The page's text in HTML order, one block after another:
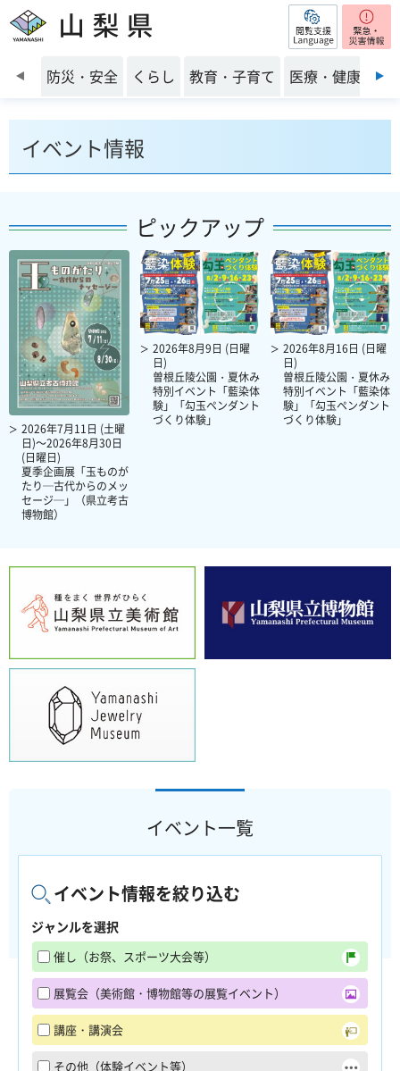
山梨県 閲覧支援
前のスライドを表示
防災・安全 くらし 教育・子育て 医療・健康・福
イベント情報
ピックアップ
2026年7月11日 (土曜
日)～2026年8月30日
(日曜日)
夏季企画展「玉ものが
たり─古代からのメッ
セージ─」（県立考古
博物館）
2026年8月9日 (日曜
日)
曽根丘陵公園・夏休み
特別イベント「藍染体
験」「勾玉ペンダント
づくり体験」
2026年8月16日 (日曜
日)
曽根丘陵公園・夏休み
特別イベント「藍染体
験」「勾玉ペンダント
づくり体験」
イベント一覧
イベント情報を絞り込む
ジャンルを選択
催し（お祭、スポーツ大会等）
展覧会（美術館・博物館等の展覧イベント）
講座・講演会
その他（体験イベント等）